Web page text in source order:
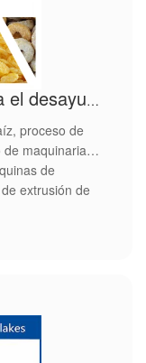
Máquinas de cereales para el desayuno Máquinas de extrusión de hojuelas de maíz
proceso de
maquinaria
de
extrusión de